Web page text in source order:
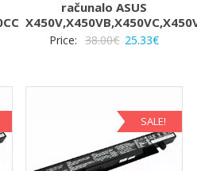
računalo ASUS
Price: 38.00€ Izvorna
38.00€.
25.33€
SALE!